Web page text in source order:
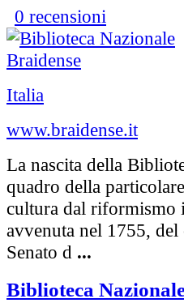
0 recensioni
Italia
www.braidense.it
La nascita della
quadro della
cultura dal
avvenuta nel 1755, del
Senato d ...
Biblioteca